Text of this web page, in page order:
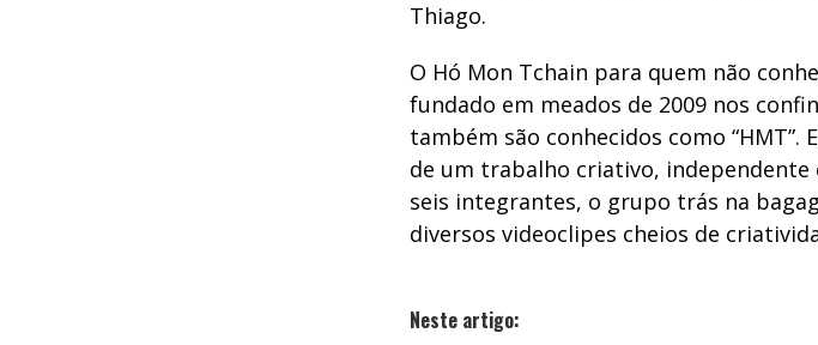
Thiago.
O Hó Mon Tchain para quem não
fundado em meados de 2009 nos
também são conhecidos como
de um trabalho criativo,
seis integrantes, o grupo trás na
diversos videoclipes cheios de
Neste artigo: